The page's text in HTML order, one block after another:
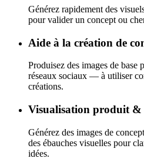
Générez rapidement des
pour valider un concept ou
Aide à la création de
Produisez des images de
réseaux sociaux — à utiliser
créations.
Visualisation produit &
Générez des images de
des ébauches visuelles pour
idées.